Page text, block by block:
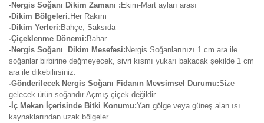
-Nergis Soğanı Dikim Zamanı : Ekim-Mart ayları arası
-Dikim Bölgeleri:Her Rakım
-Dikim Yerleri: Bahçe, Saksıda
-Çiçeklenme Dönemi: Bahar
-Nergis Soğanı Dikim Mesefesi: Nergis Soğanlarınızı 1 cm ara ile
soğanlar birbirine değmeyecek, sivri kısmı yukarı bakacak şekilde 1 cm
ara ile dikebilirsiniz.
-Gönderilecek Nergis Soğanı Fidanın Mevsimsel Durumu:Size
gelecek ürün soğandır.Açmış çiçek değildir.
-İç Mekan İçerisinde Bitki Konumu:Yarı gölge veya güneş alan ısı
kaynaklarından uzak bölgeler